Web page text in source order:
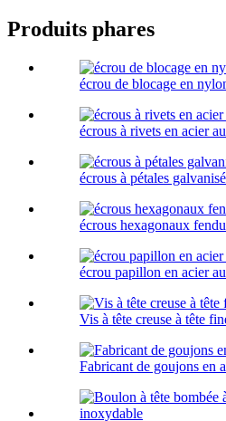
Produits phares
écrou de blocage en
écrous à rivets en acier
écrous à pétales
écrous hexagonaux
écrou papillon en acier
Vis à tête creuse à tête
Fabricant de goujons en